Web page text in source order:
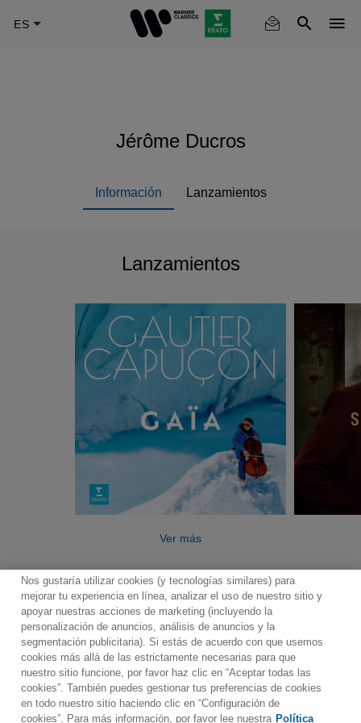
Jérôme Ducros
Información Lanzamientos
Lanzamientos
Ver más
Contacto Boletin informativo
Términos de Uso
Política de Privacidad
Mapa web
Política de cookies
Ajustes de Cookies
Nos gustaría utilizar cookies (y tecnologías similares) para
mejorar tu experiencia en línea, analizar el uso de nuestro sitio y
apoyar nuestras acciones de marketing (incluyendo la
personalización de anuncios, análisis de anuncios y la
segmentación publicitaria). Si estás de acuerdo con que usemos
cookies más allá de las estrictamente necesarias para que
nuestro sitio funcione, por favor haz clic en “Aceptar todas las
cookies”. También puedes gestionar tus preferencias de cookies
en todo nuestro sitio haciendo clic en “Configuración de
cookies”. Para más información, por favor lee nuestra Política